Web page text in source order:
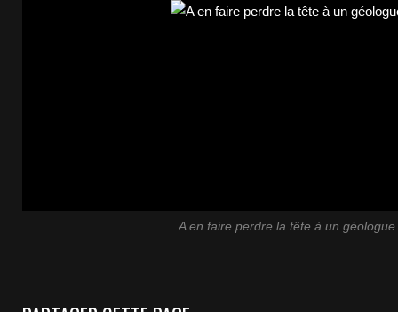
A en faire perdre la tête à un géologue.